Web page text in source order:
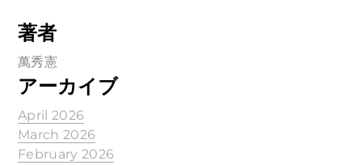
著者
萬秀憲
アーカイブ
April 2026
March 2026
February 2026